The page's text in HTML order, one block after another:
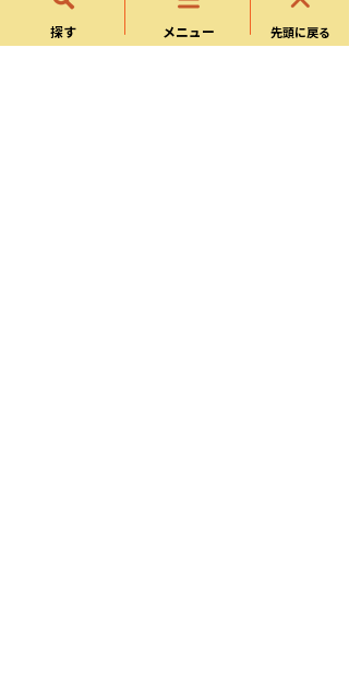
探す メニュー 先頭に戻る